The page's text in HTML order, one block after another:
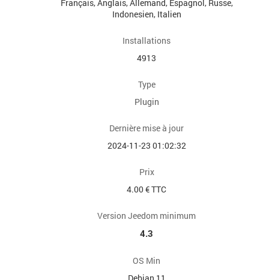
Français, Anglais, Allemand, Espagnol, Russe,
Indonesien, Italien
Installations
4913
Type
Plugin
Dernière mise à jour
2024-11-23 01:02:32
Prix
4.00 € TTC
Version Jeedom minimum
4.3
OS Min